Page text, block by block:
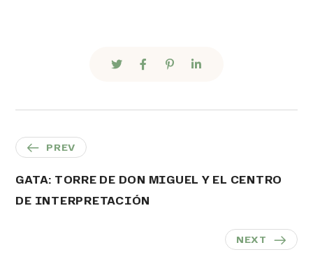
PREV
GATA: TORRE DE DON MIGUEL Y EL CENTRO
DE INTERPRETACIÓN
NEXT